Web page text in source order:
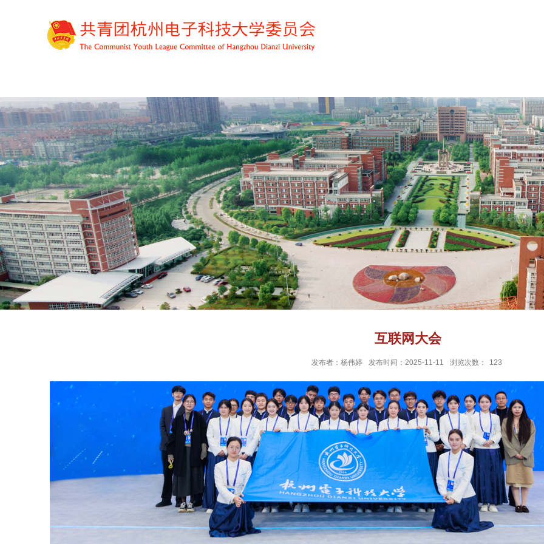
互联网大会
发布者：杨伟婷 发布时间：2025-11-11 浏览次数： 123